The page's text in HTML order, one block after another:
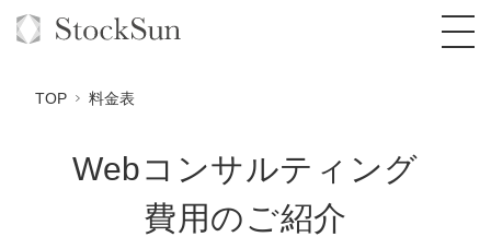
TOP 料金表
Webコンサルティング
費用のご紹介